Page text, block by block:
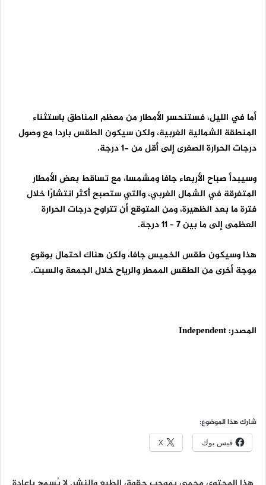
أما في الليل، فستنحسر الأمطار من معظم المناطق باستثناء
المنطقة الشمالية الغربية، ولكن سيكون الطقس باردا مع وصول
درجات الحرارة الصغرى إلى أقل من -1 درجة.
وسيبدأ صباح الأربعاء جافا ومشمسا، مع تساقط بعض الأمطار
المتفرقة في الشمال الغربي، والتي ستصبح أكثر انتشارًا خلال
فترة ما بعد الظهيرة، ومن المتوقع أن تتراوح درجات الحرارة
العظمى إلى ما بين 7 – 11 درجة.
هذا وسيكون طقس الخميس جافا، ولكن هناك احتمال بوقوع
موجة أخرى من الطقس الممطر والرياح خلال الجمعة والسبت.
المصدر:Independent
شارك هذا الموضوع:
فيس بوك X